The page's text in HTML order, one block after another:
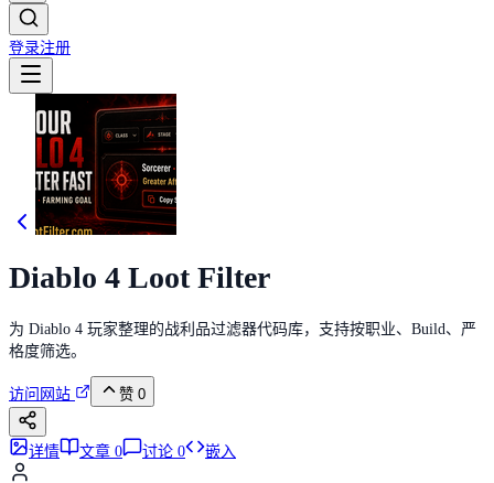
登录注册
Diablo 4 Loot Filter
为 Diablo 4 玩家整理的战利品过滤器代码库，支持按职业、Build、严
格度筛选。
访问网站 赞 0
详情 文章 0 讨论 0 嵌入